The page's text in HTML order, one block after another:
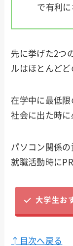
で有利に
先に挙げた2つ
ルはほとんど
在学中に最低限
社会に出た時に
パソコン関係の
就職活動時に
大学生お
↑目次へ戻る